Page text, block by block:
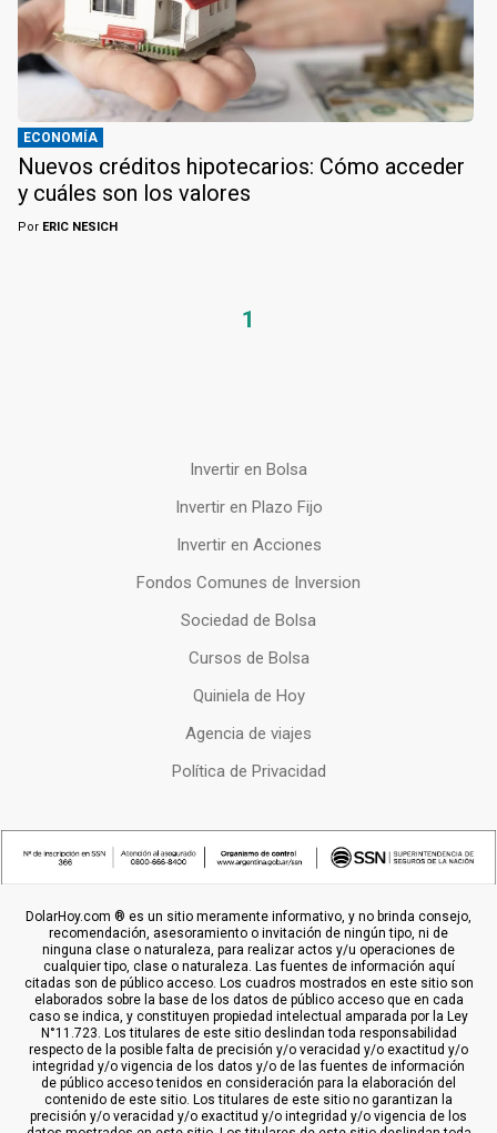
ECONOMÍA
Nuevos créditos hipotecarios: Cómo acceder
y cuáles son los valores
Por ERIC NESICH
1
Invertir en Bolsa
Invertir en Plazo Fijo
Invertir en Acciones
Fondos Comunes de Inversion
Sociedad de Bolsa
Cursos de Bolsa
Quiniela de Hoy
Agencia de viajes
Política de Privacidad
DolarHoy.com ® es un sitio meramente informativo, y no brinda consejo,
recomendación, asesoramiento o invitación de ningún tipo, ni de
ninguna clase o naturaleza, para realizar actos y/u operaciones de
cualquier tipo, clase o naturaleza. Las fuentes de información aquí
citadas son de público acceso. Los cuadros mostrados en este sitio son
elaborados sobre la base de los datos de público acceso que en cada
caso se indica, y constituyen propiedad intelectual amparada por la Ley
N°11.723. Los titulares de este sitio deslindan toda responsabilidad
respecto de la posible falta de precisión y/o veracidad y/o exactitud y/o
integridad y/o vigencia de los datos y/o de las fuentes de información
de público acceso tenidos en consideración para la elaboración del
contenido de este sitio. Los titulares de este sitio no garantizan la
precisión y/o veracidad y/o exactitud y/o integridad y/o vigencia de los